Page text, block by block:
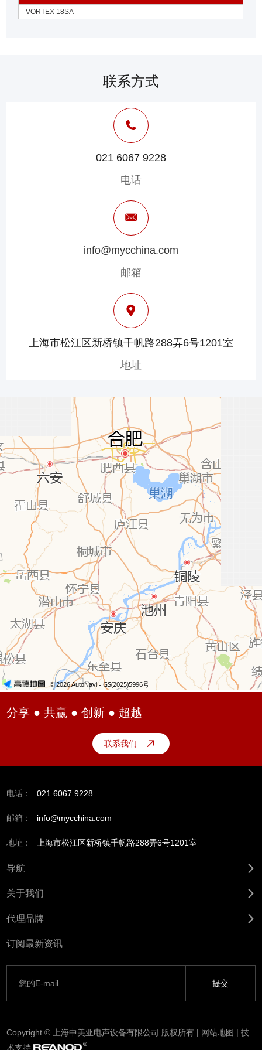
VORTEX 18SA
联系方式
021 6067 9228
电话
info@mycchina.com
邮箱
上海市松江区新桥镇千帆路288弄6号1201室
地址
分享 ● 共赢 ● 创新 ● 超越
联系我们
电话： 021 6067 9228
邮箱： info@mycchina.com
地址： 上海市松江区新桥镇千帆路288弄6号1201室
导航
关于我们
代理品牌
订阅最新资讯
Copyright © 上海中美亚电声设备有限公司 版权所有 | 网站地图 | 技
术支持